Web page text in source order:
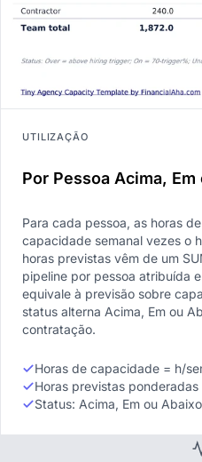
UTILIZAÇÃO
Por Pessoa Acima,
Para cada pessoa, as horas
capacidade semanal vezes o
horas previstas vêm de um
pipeline por pessoa atribuída
equivale à previsão sobre
status alterna Acima, Em ou
contratação.
Horas de capacidade = h/
Horas previstas
Status: Acima, Em ou